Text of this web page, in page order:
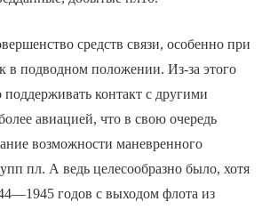
средств связи, особенно при
в подводном положении. Из-за этого
контакт с другими
авиацией, что в свою очередь
возможности маневренного
пл. А ведь целесообразно было, хотя
годов с выходом флота из